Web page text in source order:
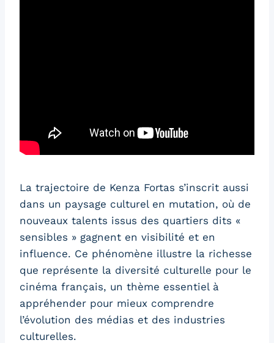
La trajectoire de Kenza Fortas s’inscrit aussi
dans un paysage culturel en mutation, où de
nouveaux talents issus des quartiers dits «
sensibles » gagnent en visibilité et en
influence. Ce phénomène illustre la richesse
que représente la diversité culturelle pour le
cinéma français, un thème essentiel à
appréhender pour mieux comprendre
l’évolution des médias et des industries
culturelles.